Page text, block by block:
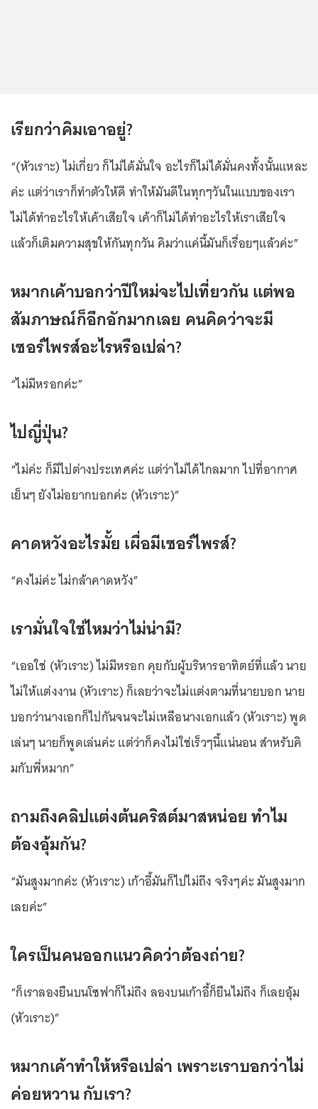
เรียกว่าคิมเอาอยู่?
“(หัวเราะ) ไม่เกี่ยว ก็ไม่ได้มั่นใจ อะไรก็ไม่ได้มั่นคงทั้งนั้นแหละ
ค่ะ แต่ว่าเราก็ทำตัวให้ดี ทำให้มันดีในทุกๆวันในแบบของเรา
ไม่ได้ทำอะไรให้เค้าเสียใจ เค้าก็ไม่ได้ทำอะไรให้เราเสียใจ
แล้วก็เติมความสุขให้กันทุกวัน คิมว่าแค่นี้มันก็เรื่อยๆแล้วค่ะ”
หมากเค้าบอกว่าปีใหม่จะไปเที่ยวกัน แต่พอ
สัมภาษณ์ก็อึกอักมากเลย คนคิดว่าจะมี
เซอร์ไพรส์อะไรหรือเปล่า?
“ไม่มีหรอกค่ะ”
ไปญี่ปุ่น?
“ไม่ค่ะ ก็มีไปต่างประเทศค่ะ แต่ว่าไม่ได้ไกลมาก ไปที่อากาศ
เย็นๆ ยังไม่อยากบอกค่ะ (หัวเราะ)”
คาดหวังอะไรมั้ย เผื่อมีเซอร์ไพรส์?
“คงไม่ค่ะ ไม่กล้าคาดหวัง”
เรามั่นใจใช่ไหมว่าไม่น่ามี?
“เออใช่ (หัวเราะ) ไม่มีหรอก คุยกับผู้บริหารอาทิตย์ที่แล้ว นาย
ไม่ให้แต่งงาน (หัวเราะ) ก็เลยว่าจะไม่แต่งตามที่นายบอก นาย
บอกว่านางเอกก็ไปกันจนจะไม่เหลือนางเอกแล้ว (หัวเราะ) พูด
เล่นๆ นายก็พูดเล่นค่ะ แต่ว่าก็คงไม่ใช่เร็วๆนี้แน่นอน สำหรับคิ
มกับพี่หมาก”
ถามถึงคลิปแต่งต้นคริสต์มาสหน่อย ทำไม
ต้องอุ้มกัน?
“มันสูงมากค่ะ (หัวเราะ) เก้าอี้มันก็ไปไม่ถึง จริงๆค่ะ มันสูงมาก
เลยค่ะ”
ใครเป็นคนออกแนวคิดว่าต้องถ่าย?
“ก็เราลองยืนบนโซฟาก็ไม่ถึง ลองบนเก้าอี้ก็ยืนไม่ถึง ก็เลยอุ้ม
(หัวเราะ)”
หมากเค้าทำให้หรือเปล่า เพราะเราบอกว่าไม่
ค่อยหวาน กับเรา?